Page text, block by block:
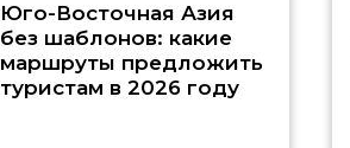
Юго-Восточная Азия
без шаблонов: какие
маршруты предложить
туристам в 2026 году